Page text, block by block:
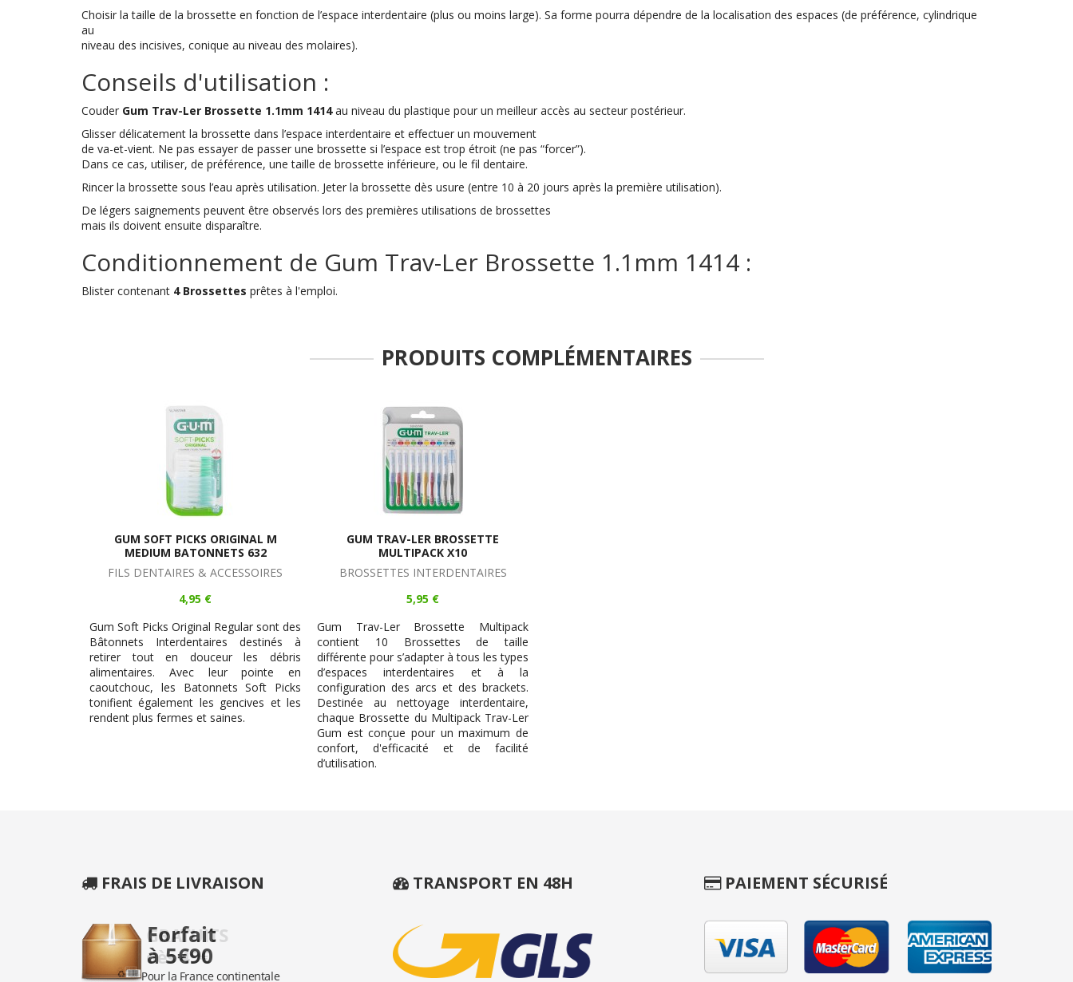
Choisir la taille de la brossette en fonction de l’espace interdentaire (plus ou moins large). Sa forme pourra dépendre de la localisation des espaces (de préférence, cylindrique
au
niveau des incisives, conique au niveau des molaires).
Conseils d'utilisation :
Couder Gum Trav-Ler Brossette 1.1mm 1414au niveau du plastique pour un meilleur accès au secteur postérieur.
Glisser délicatement la brossette dans l’espace interdentaire et effectuer un mouvement
de va-et-vient. Ne pas essayer de passer une brossette si l’espace est trop étroit (ne pas “forcer”).
Dans ce cas, utiliser, de préférence, une taille de brossette inférieure, ou le fil dentaire.
Rincer la brossette sous l’eau après utilisation. Jeter la brossette dès usure (entre 10 à 20 jours après la première utilisation).
De légers saignements peuvent être observés lors des premières utilisations de brossettes
mais ils doivent ensuite disparaître.
Conditionnement de Gum Trav-Ler Brossette 1.1mm 1414 :
Blister contenant 4 Brossettes prêtes à l'emploi.
PRODUITS COMPLÉMENTAIRES
GUM SOFT PICKS ORIGINAL M
MEDIUM BATONNETS 632
FILS DENTAIRES & ACCESSOIRES
4,95 €
Gum Soft Picks Original Regular sont des
Bâtonnets Interdentaires destinés à
retirer tout en douceur les débris
alimentaires. Avec leur pointe en
caoutchouc, les Batonnets Soft Picks
tonifient également les gencives et les
rendent plus fermes et saines.
GUM TRAV-LER BROSSETTE
MULTIPACK X10
BROSSETTES INTERDENTAIRES
5,95 €
Gum Trav-Ler Brossette Multipack
contient 10 Brossettes de taille
différente pour s’adapter à tous les types
d’espaces interdentaires et à la
configuration des arcs et des brackets.
Destinée au nettoyage interdentaire,
chaque Brossette du Multipack Trav-Ler
Gum est conçue pour un maximum de
confort, d'efficacité et de facilité
d’utilisation.
FRAIS DE LIVRAISON TRANSPORT EN 48H PAIEMENT SÉCURISÉ